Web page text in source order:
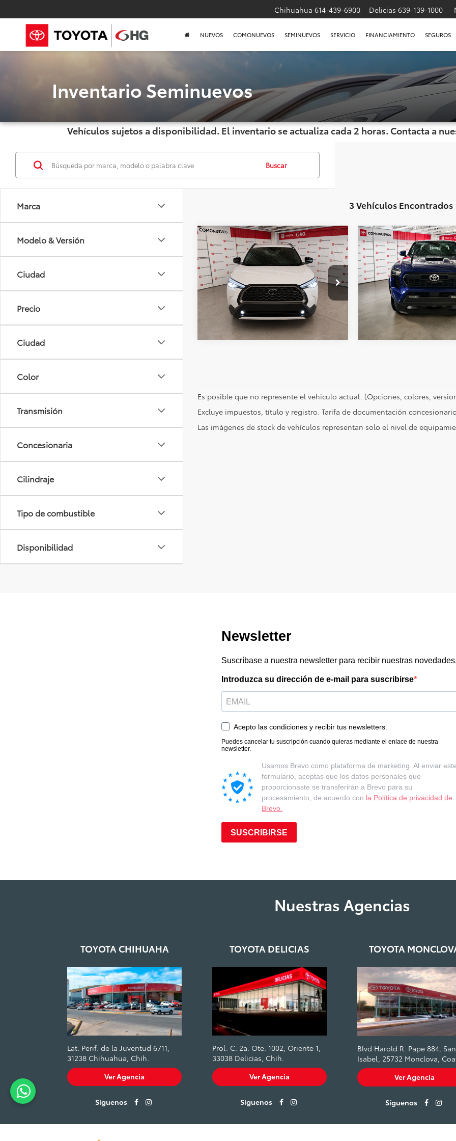
Chihuahua 614-439-6900 Delicias 639-139-1000
NUEVOS COMONUEVOS SEMINUEVOS SERVICIO FINANCIAMIENTO SEGUROS
Inventario Seminuevos
Vehículos sujetos a disponibilidad. El inventario se actualiza cada 2 horas. Contacta a
Marca
Modelo & Versión
Ciudad
Precio
Ciudad
Color
Transmisión
Concesionaria
Cilindraje
Tipo de combustible
Disponibilidad
Buscar
3 Vehículos Encontrados
2025Toyota Corolla
Cross2.0 Xle At
Toyota HG
17,789 km Ext.
Precio: $568,000
Obtén Una Cotización
Comparar vehículo
2025Toyota Tacoma
TRD Sport 4X4 At
Toyota HG
1,167 km
Precio:
Obtén Una
Comparar vehículo
Es posible que no represente el vehiculo actual. (Opciones, colores,
Excluye impuestos, título y registro. Tarifa de documentación
Las imágenes de stock de vehículos representan solo el nivel de
Nuestras Agencias
TOYOTA CHIHUAHA
Lat. Perif. de la Juventud 6711,
31238 Chihuahua, Chih.
Ver Agencia
Síguenos
TOYOTA DELICIAS
Prol. C. 2a. Ote. 1002, Oriente 1,
33038 Delicias, Chih.
Ver Agencia
Síguenos
TOYOTA
Blvd Harold R. Pape 884,
Isabel, 25732 Monclova,
Ver Agencia
Síguenos